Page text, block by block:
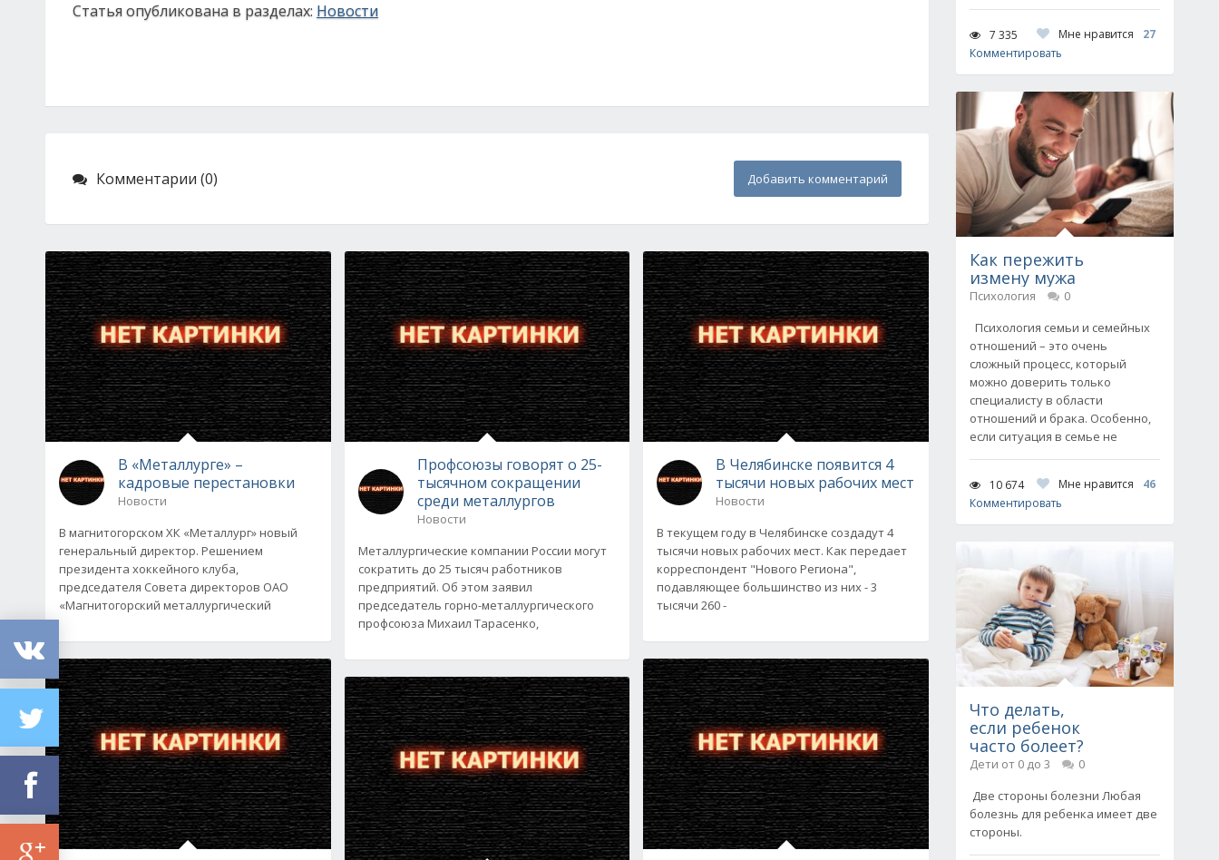
Статья опубликована в разделах: Новости
Комментарии (0) Добавить комментарий
В «Металлурге» –
кадровые перестановки
Новости
В магнитогорском ХК «Металлург» новый
генеральный директор. Решением
президента хоккейного клуба,
председателя Совета директоров ОАО
«Магнитогорский металлургический
Профсоюзы говорят о 25-
тысячном сокращении
среди металлургов
Новости
Металлургические компании России могут
сократить до 25 тысяч работников
предприятий. Об этом заявил
председатель горно-металлургического
профсоюза Михаил Тарасенко,
В Челябинске появится 4
тысячи новых рабочих мест
Новости
В текущем году в Челябинске создадут 4
тысячи новых рабочих мест. Как передает
корреспондент "Нового Региона",
подавляющее большинство из них - 3
тысячи 260 -
7 335 Мне нравится
27
Комментировать
Как пережить
измену мужа
Психология
0
Психология семьи и семейных
отношений – это очень
сложный процесс, который
можно доверить только
специалисту в области
отношений и брака. Особенно,
если ситуация в семье не
10 674 Мне нравится
46
Комментировать
Что делать,
если ребенок
часто болеет?
Дети от 0 до 3
0
Две стороны болезни Любая
болезнь для ребенка имеет две
стороны.